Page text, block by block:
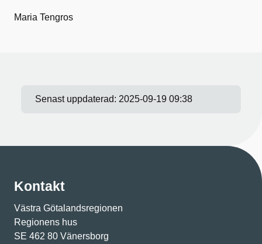
Maria Tengros
Senast uppdaterad: 2025-09-19 09:38
Kontakt
Västra Götalandsregionen
Regionens hus
SE 462 80 Vänersborg